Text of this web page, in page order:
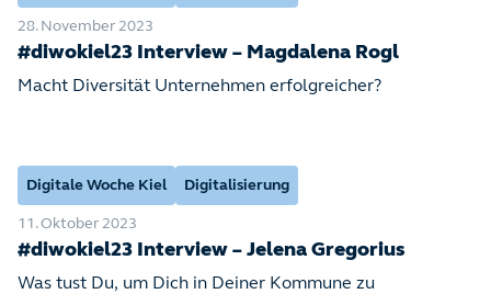
#diwokiel23 Interview – Magdalena Rogl
Macht Diversität Unternehmen erfolgreicher?
28. November 2023
#diwokiel23 Interview – Jelena Gregorius
Was tust Du, um Dich in Deiner Kommune zu
11. Oktober 2023
Digitale Woche Kiel Digitalisierung